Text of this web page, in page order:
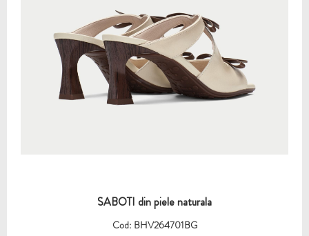
SABOTI din piele naturala
Cod: BHV264701BG